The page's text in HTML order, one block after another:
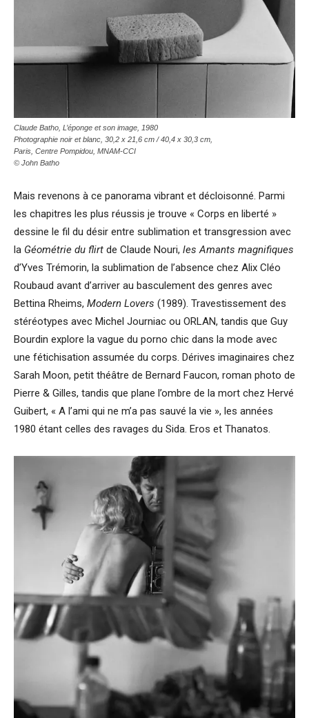
Claude Batho, L’éponge et son image, 1980
Photographie noir et blanc, 30,2 x 21,6 cm / 40,4 x 30,3 cm,
Paris, Centre Pompidou, MNAM-CCI
© John Batho
Mais revenons à ce panorama vibrant et décloisonné. Parmi
les chapitres les plus réussis je trouve « Corps en liberté »
dessine le fil du désir entre sublimation et transgression avec
la Géométrie du flirt de Claude Nouri, les Amants magnifiques
d’Yves Trémorin, la sublimation de l’absence chez Alix Cléo
Roubaud avant d’arriver au basculement des genres avec
Bettina Rheims, Modern Lovers (1989). Travestissement des
stéréotypes avec Michel Journiac ou ORLAN, tandis que Guy
Bourdin explore la vague du porno chic dans la mode avec
une fétichisation assumée du corps. Dérives imaginaires chez
Sarah Moon, petit théâtre de Bernard Faucon, roman photo de
Pierre & Gilles, tandis que plane l’ombre de la mort chez Hervé
Guibert, « A l’ami qui ne m’a pas sauvé la vie », les années
1980 étant celles des ravages du Sida. Eros et Thanatos.